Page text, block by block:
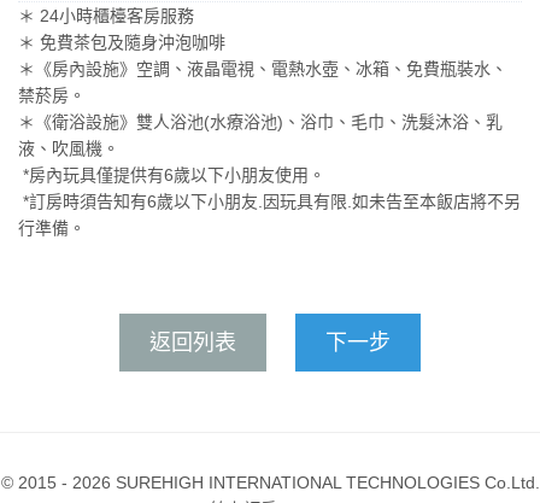
＊ 24小時櫃檯客房服務
＊ 免費茶包及隨身沖泡咖啡
＊《房內設施》空調、液晶電視、電熱水壺、冰箱、免費瓶裝水、
禁菸房。
＊《衛浴設施》雙人浴池(水療浴池)、浴巾、毛巾、洗髮沐浴、乳
液、吹風機。
*房內玩具僅提供有6歲以下小朋友使用。
*訂房時須告知有6歲以下小朋友.因玩具有限.如未告至本飯店將不另
行準備。
返回列表 下一步
© 2015 - 2026 SUREHIGH INTERNATIONAL TECHNOLOGIES Co.Ltd.